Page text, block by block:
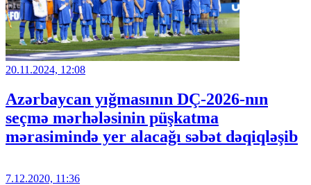
20.11.2024, 12:08
Azərbaycan yığmasının DÇ-2026-nın
seçmə mərhələsinin püşkatma
mərasimində yer alacağı səbət dəqiqləşib
7.12.2020, 11:36